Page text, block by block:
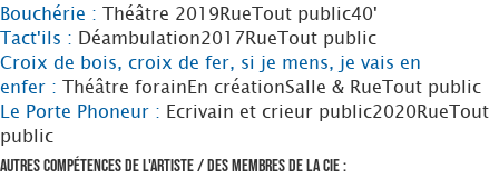
Bouchérie : Théâtre 2019RueTout public40'
Tact'ils : Déambulation2017RueTout public
Croix de bois, croix de fer, si je mens, je vais en
enfer : Théâtre forainEn créationSalle & RueTout public
Le Porte Phoneur : Ecrivain et crieur public2020RueTout
public
Autres compétences de l'artiste / des membres de la Cie :